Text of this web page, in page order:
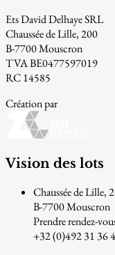
Ets David Delhaye SRL
Chaussée de Lille, 200
B-7700 Mouscron
TVA BE0477597019
RC 14585
Création par
Vision des lots
Chaussée de Lille,
B-7700 Mouscron
Prendre rendez-
+32 (0)492 31 36